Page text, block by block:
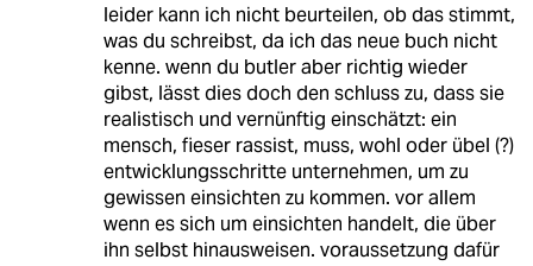
leider kann ich nicht beurteilen, ob das stimmt,
was du schreibst, da ich das neue buch nicht
kenne. wenn du butler aber richtig wieder
gibst, lässt dies doch den schluss zu, dass sie
realistisch und vernünftig einschätzt: ein
mensch, fieser rassist, muss, wohl oder übel (?)
entwicklungsschritte unternehmen, um zu
gewissen einsichten zu kommen. vor allem
wenn es sich um einsichten handelt, die über
ihn selbst hinausweisen. voraussetzung dafür